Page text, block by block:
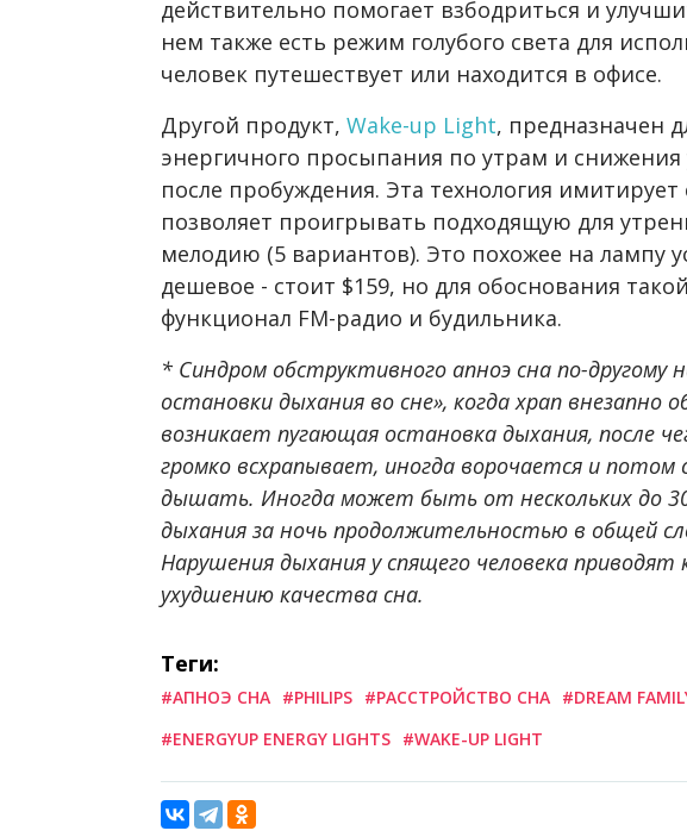
действительно помогает взбодриться и
нем также есть режим голубого света для
человек путешествует или находится в офисе.
Другой продукт, Wake-up Light, предназначен
энергичного просыпания по утрам и снижения
после пробуждения. Эта технология
позволяет проигрывать подходящую для
мелодию (5 вариантов). Это похожее на лампу
дешевое - стоит $159, но для обоснования
функционал FM-радио и будильника.
* Синдром обструктивного апноэ сна по-другому
остановки дыхания во сне», когда храп внезапно
возникает пугающая остановка дыхания, после
громко всхрапывает, иногда ворочается и потом
дышать. Иногда может быть от нескольких до
дыхания за ночь продолжительностью в общей
Нарушения дыхания у спящего человека приводят
ухудшению качества сна.
Теги:
#АПНОЭ СНА #PHILIPS #РАССТРОЙСТВО СНА #DREAM
#ENERGYUP ENERGY LIGHTS #WAKE-UP LIGHT